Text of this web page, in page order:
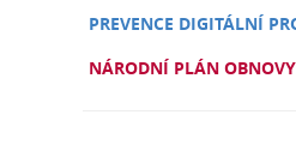
PREVENCE DIGITÁLNÍ
NÁRODNÍ PLÁN